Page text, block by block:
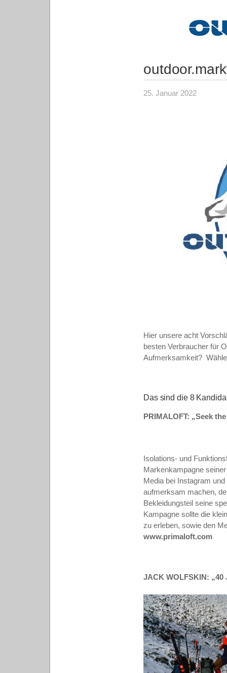
25. Januar 2022
Hier unsere acht
besten Verbraucher für
Aufmerksamkeit?
Das sind die 8
PRIMALOFT: „Seek
Isolations- und
Markenkampagne
Media bei Instagram
aufmerksam machen,
Bekleidungsteil seine
Kampagne sollte die
zu erleben, sowie den
www.primaloft.com
JACK WOLFSKIN: